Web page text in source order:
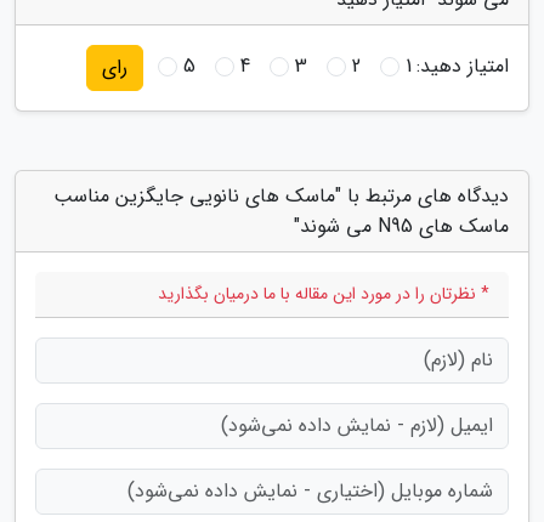
امتیاز دهید:1
2
3
4
5 رای
دیدگاه های مرتبط با "ماسک های نانویی جایگزین مناسب
ماسک های N95 می شوند"
* نظرتان را در مورد این مقاله با ما درمیان بگذارید